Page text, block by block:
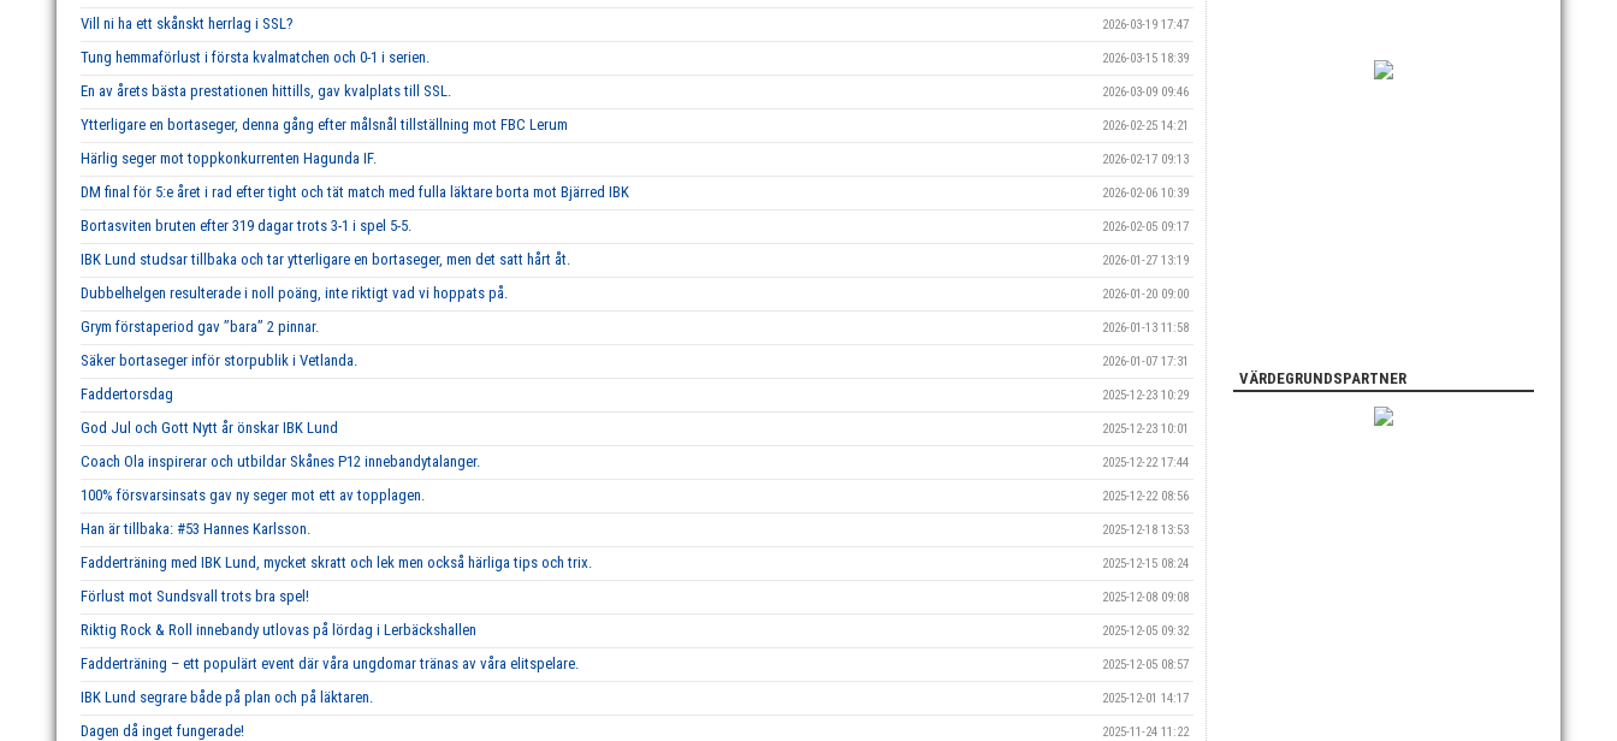
Vill ni ha ett skånskt herrlag i SSL? 2026-03-19 17:47
Tung hemmaförlust i första kvalmatchen och 0-1 i serien. 2026-03-15 18:39
En av årets bästa prestationen hittills, gav kvalplats till SSL. 2026-03-09 09:46
Ytterligare en bortaseger, denna gång efter målsnål tillställning mot FBC Lerum 2026-02-25 14:21
Härlig seger mot toppkonkurrenten Hagunda IF. 2026-02-17 09:13
DM final för 5:e året i rad efter tight och tät match med fulla läktare borta mot Bjärred IBK 2026-02-06 10:39
Bortasviten bruten efter 319 dagar trots 3-1 i spel 5-5. 2026-02-05 09:17
IBK Lund studsar tillbaka och tar ytterligare en bortaseger, men det satt hårt åt. 2026-01-27 13:19
Dubbelhelgen resulterade i noll poäng, inte riktigt vad vi hoppats på. 2026-01-20 09:00
Grym förstaperiod gav ’’bara’’ 2 pinnar. 2026-01-13 11:58
Säker bortaseger inför storpublik i Vetlanda. 2026-01-07 17:31
Faddertorsdag 2025-12-23 10:29
God Jul och Gott Nytt år önskar IBK Lund 2025-12-23 10:01
Coach Ola inspirerar och utbildar Skånes P12 innebandytalanger. 2025-12-22 17:44
100% försvarsinsats gav ny seger mot ett av topplagen. 2025-12-22 08:56
Han är tillbaka: #53 Hannes Karlsson. 2025-12-18 13:53
Fadderträning med IBK Lund, mycket skratt och lek men också härliga tips och trix. 2025-12-15 08:24
Förlust mot Sundsvall trots bra spel! 2025-12-08 09:08
Riktig Rock & Roll innebandy utlovas på lördag i Lerbäckshallen 2025-12-05 09:32
Fadderträning – ett populärt event där våra ungdomar tränas av våra elitspelare. 2025-12-05 08:57
IBK Lund segrare både på plan och på läktaren. 2025-12-01 14:17
Dagen då inget fungerade! 2025-11-24 11:22
VÄRDEGRUNDSPARTNER